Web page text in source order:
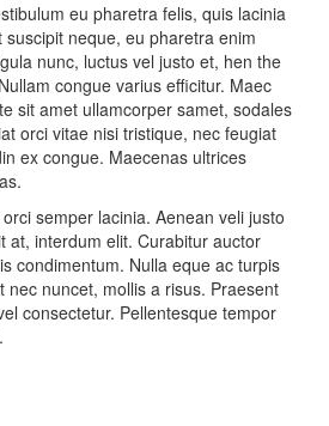
eu pharetra felis, quis lacinia
neque, eu pharetra enim
nunc, luctus vel justo et, hen the
congue varius efficitur. Maec
sit amet ullamcorper samet, sodales
orci vitae nisi tristique, nec feugiat
ex congue. Maecenas ultrices
semper lacinia. Aenean veli justo
at, interdum elit. Curabitur auctor
condimentum. Nulla eque ac turpis
nec nuncet, mollis a risus. Praesent
consectetur. Pellentesque tempor